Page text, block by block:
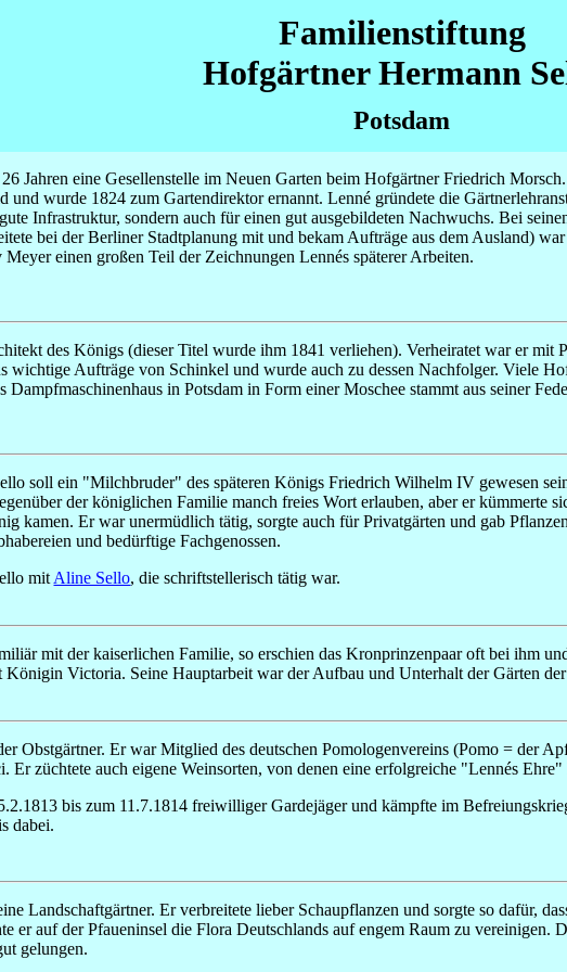
Familienstiftung
Hofgärtner Hermann
Potsdam
Jahren eine Gesellenstelle im Neuen Garten beim Hofgärtner Friedrich
und wurde 1824 zum Gartendirektor ernannt. Lenné gründete die
Infrastruktur, sondern auch für einen gut ausgebildeten Nachwuchs. Bei
bei der Berliner Stadtplanung mit und bekam Aufträge aus dem Ausland)
einen großen Teil der Zeichnungen Lennés späterer Arbeiten.
des Königs (dieser Titel wurde ihm 1841 verliehen). Verheiratet war er mit
wichtige Aufträge von Schinkel und wurde auch zu dessen Nachfolger. Viele
Dampfmaschinenhaus in Potsdam in Form einer Moschee stammt aus seiner
soll ein "Milchbruder" des späteren Königs Friedrich Wilhelm IV gewesen
der königlichen Familie manch freies Wort erlauben, aber er kümmerte
kamen. Er war unermüdlich tätig, sorgte auch für Privatgärten und gab
und bedürftige Fachgenossen.
mit Aline Sello, die schriftstellerisch tätig war.
mit der kaiserlichen Familie, so erschien das Kronprinzenpaar oft bei ihm
Victoria. Seine Hauptarbeit war der Aufbau und Unterhalt der Gärten
Obstgärtner. Er war Mitglied des deutschen Pomologenvereins (Pomo = der
Er züchtete auch eigene Weinsorten, von denen eine erfolgreiche "Lennés Ehre"
bis zum 11.7.1814 freiwilliger Gardejäger und kämpfte im
dabei.
Landschaftgärtner. Er verbreitete lieber Schaupflanzen und sorgte so dafür,
er auf der Pfaueninsel die Flora Deutschlands auf engem Raum zu vereinigen.
gelungen.